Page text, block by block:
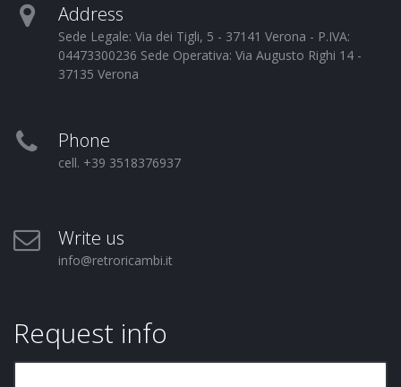
Address
Sede Legale: Via dei Tigli, 5 - 37141 Verona - P.IVA:
04473300236 Sede Operativa: Via Augusto Righi 14 -
37135 Verona
Phone
cell. +39 3518376937
Write us
info@retroricambi.it
Request info